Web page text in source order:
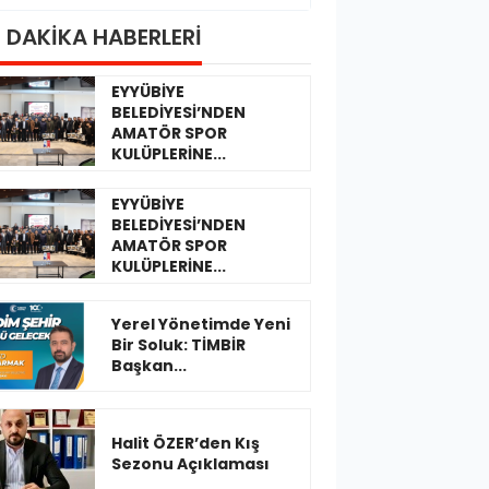
HABERLERİ
EYYÜBİYE
BELEDİYESİ’NDEN
AMATÖR SPOR
KULÜPLERİNE...
EYYÜBİYE
BELEDİYESİ’NDEN
AMATÖR SPOR
KULÜPLERİNE...
Yerel Yönetimde Yeni
Bir Soluk: TİMBİR
Başkan...
Halit ÖZER’den Kış
Sezonu Açıklaması